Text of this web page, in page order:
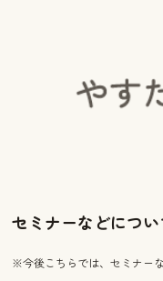
セミナーなどについ
※今後こちらでは、セミナー